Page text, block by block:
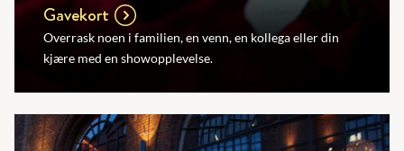
Gavekort
Overrask noen i familien, en venn, en kollega eller din
kjære med en showopplevelse.